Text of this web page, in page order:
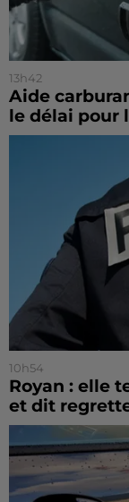
13h42
Aide
le délai pour
10h54
Royan : elle
et dit